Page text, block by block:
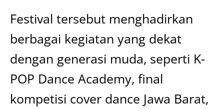
Festival tersebut menghadirkan
berbagai kegiatan yang dekat
dengan generasi muda, seperti K-
POP Dance Academy, final
kompetisi cover dance Jawa Barat,